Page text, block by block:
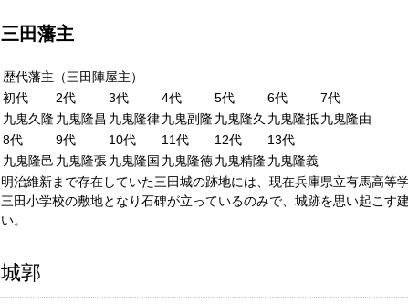
三田藩主
歴代藩主（三田陣屋主）
初代
2代 3代 4代 5代 6代
7代
九鬼久隆 九鬼隆昌 九鬼隆律 九鬼副隆 九鬼隆久 九鬼隆抵 九鬼隆由
8代
9代 10代 11代 12代
13代
九鬼隆邑 九鬼隆張 九鬼隆国 九鬼隆徳 九鬼精隆 九鬼隆義
明治維新まで存在していた三田城の跡地には、現在兵庫県立有馬高等
三田小学校の敷地となり石碑が立っているのみで、城跡を思い起こす
い。
城郭